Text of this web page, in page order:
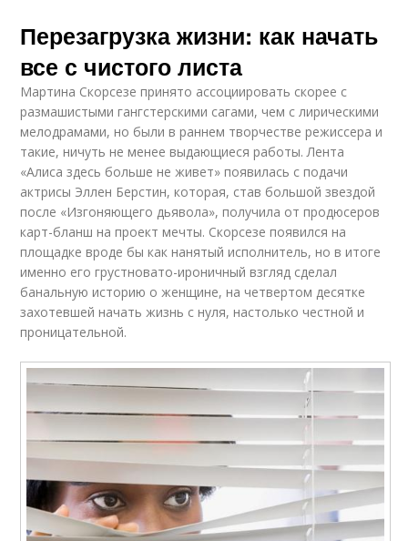
Перезагрузка жизни: как начать
все с чистого листа
Мартина Скорсезе принято ассоциировать скорее с
размашистыми гангстерскими сагами, чем с лирическими
мелодрамами, но были в раннем творчестве режиссера и
такие, ничуть не менее выдающиеся работы. Лента
«Алиса здесь больше не живет» появилась с подачи
актрисы Эллен Берстин, которая, став большой звездой
после «Изгоняющего дьявола», получила от продюсеров
карт-бланш на проект мечты. Скорсезе появился на
площадке вроде бы как нанятый исполнитель, но в итоге
именно его грустновато-ироничный взгляд сделал
банальную историю о женщине, на четвертом десятке
захотевшей начать жизнь с нуля, настолько честной и
проницательной.